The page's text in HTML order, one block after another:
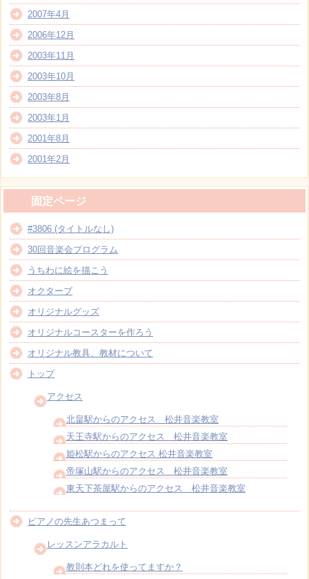
2007年4月
2006年12月
2003年11月
2003年10月
2003年8月
2003年1月
2001年8月
2001年2月
固定ページ
#3806 (タイトルなし)
30回音楽会プログラム
うちわに絵を描こう
オクターブ
オリジナルグッズ
オリジナルコースターを作ろう
オリジナル教具、教材について
トップ
アクセス
北畠駅からのアクセス 松井音楽教室
天王寺駅からのアクセス 松井音楽教室
姫松駅からのアクセス 松井音楽教室
帝塚山駅からのアクセス 松井音楽教室
東天下茶屋駅からのアクセス 松井音楽教室
ピアノの先生あつまって
レッスンアラカルト
教則本どれを使ってますか？